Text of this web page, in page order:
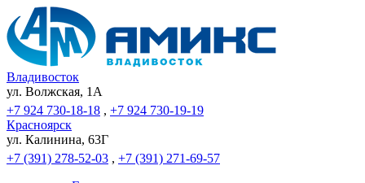
Владивосток
ул. Волжская, 1A
+7 924 730-18-18 , +7 924 730-19-19
Красноярск
ул. Калинина, 63Г
+7 (391) 278-52-03 , +7 (391) 271-69-57